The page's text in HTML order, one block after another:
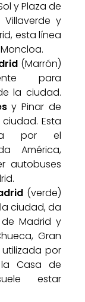
y Plaza de
Villaverde y
esta línea
(Marrón)
para
la ciudad.
y Pinar de
Esta
por el
América,
autobuses
(verde)
ciudad, da
Madrid y
Gran
por
Casa de
estar